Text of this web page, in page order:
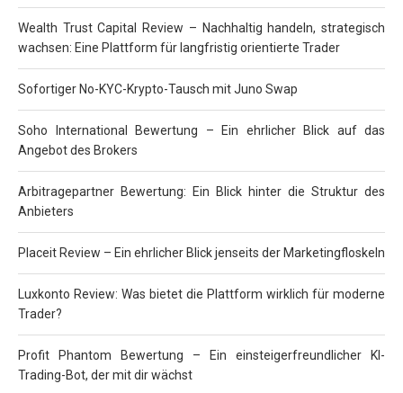
Wealth Trust Capital Review – Nachhaltig handeln, strategisch
wachsen: Eine Plattform für langfristig orientierte Trader
Sofortiger No-KYC-Krypto-Tausch mit Juno Swap
Soho International Bewertung – Ein ehrlicher Blick auf das
Angebot des Brokers
Arbitragepartner Bewertung: Ein Blick hinter die Struktur des
Anbieters
Placeit Review – Ein ehrlicher Blick jenseits der Marketingfloskeln
Luxkonto Review: Was bietet die Plattform wirklich für moderne
Trader?
Profit Phantom Bewertung – Ein einsteigerfreundlicher KI-
Trading-Bot, der mit dir wächst